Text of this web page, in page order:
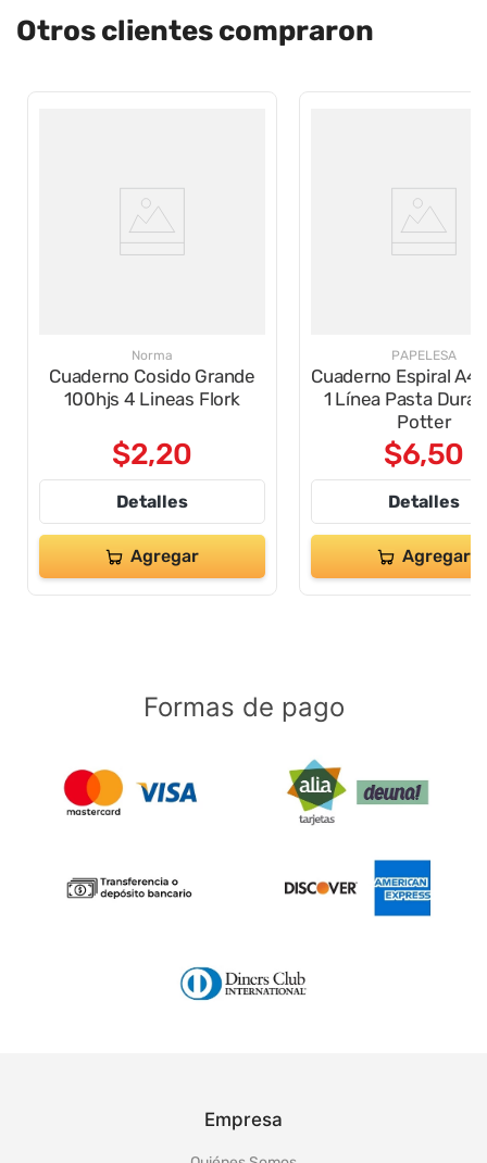
Otros clientes compraron
Norma
Cuaderno Cosido Grande
100hjs 4 Lineas Flork
$2,20
Detalles
Agregar
PAPELESA
Cuaderno Espiral A4
1 Línea Pasta Dura
Potter
$6,50
Detalles
Agregar
Formas de pago
Empresa